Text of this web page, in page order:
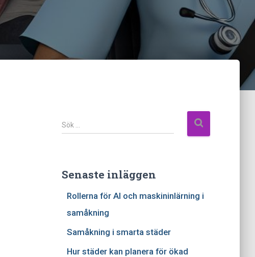
S
ö
f
Senaste inläggen
Rollerna för AI och maskininlärning i
samåkning
Samåkning i smarta städer
Hur städer kan planera för ökad